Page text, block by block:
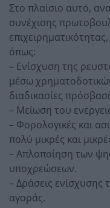
Στο πλαίσιο αυτό,
συνέχισης
όπως:
– Ενίσχυση της
μέσω
διαδικασίες
– Μείωση του
– Φορολογικές και
πολύ μικρές και
– Απλοποίηση των
υποχρεώσεων.
– Δράσεις ενίσχυσης
αγοράς.